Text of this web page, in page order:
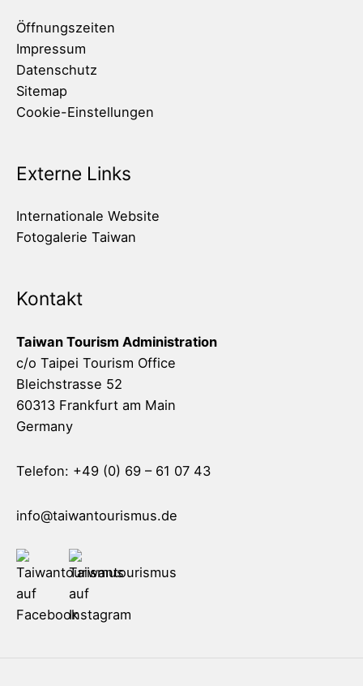
Öffnungszeiten
Impressum
Datenschutz
Sitemap
Cookie-Einstellungen
Externe Links
Internationale Website
Fotogalerie Taiwan
Kontakt
Taiwan Tourism Administration
c/o Taipei Tourism Office
Bleichstrasse 52
60313 Frankfurt am Main
Germany
Telefon: +49 (0) 69 – 61 07 43
info@taiwantourismus.de